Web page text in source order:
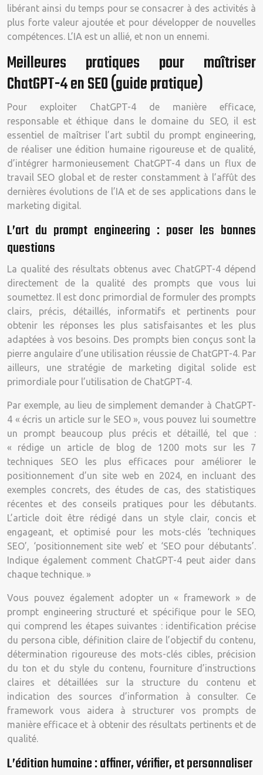
libérant ainsi du temps pour se consacrer à des activités à
plus forte valeur ajoutée et pour développer de nouvelles
compétences. L’IA est un allié, et non un ennemi.
Meilleures pratiques pour maîtriser
ChatGPT-4 en SEO (guide pratique)
Pour exploiter ChatGPT-4 de manière efficace,
responsable et éthique dans le domaine du SEO, il est
essentiel de maîtriser l’art subtil du prompt engineering,
de réaliser une édition humaine rigoureuse et de qualité,
d’intégrer harmonieusement ChatGPT-4 dans un flux de
travail SEO global et de rester constamment à l’affût des
dernières évolutions de l’IA et de ses applications dans le
marketing digital.
L’art du prompt engineering : poser les bonnes
questions
La qualité des résultats obtenus avec ChatGPT-4 dépend
directement de la qualité des prompts que vous lui
soumettez. Il est donc primordial de formuler des prompts
clairs, précis, détaillés, informatifs et pertinents pour
obtenir les réponses les plus satisfaisantes et les plus
adaptées à vos besoins. Des prompts bien conçus sont la
pierre angulaire d’une utilisation réussie de ChatGPT-4. Par
ailleurs, une stratégie de marketing digital solide est
primordiale pour l’utilisation de ChatGPT-4.
Par exemple, au lieu de simplement demander à ChatGPT-
4 « écris un article sur le SEO », vous pouvez lui soumettre
un prompt beaucoup plus précis et détaillé, tel que :
« rédige un article de blog de 1200 mots sur les 7
techniques SEO les plus efficaces pour améliorer le
positionnement d’un site web en 2024, en incluant des
exemples concrets, des études de cas, des statistiques
récentes et des conseils pratiques pour les débutants.
L’article doit être rédigé dans un style clair, concis et
engageant, et optimisé pour les mots-clés ‘techniques
SEO’, ‘positionnement site web’ et ‘SEO pour débutants’.
Indique également comment ChatGPT-4 peut aider dans
chaque technique. »
Vous pouvez également adopter un « framework » de
prompt engineering structuré et spécifique pour le SEO,
qui comprend les étapes suivantes : identification précise
du persona cible, définition claire de l’objectif du contenu,
détermination rigoureuse des mots-clés cibles, précision
du ton et du style du contenu, fourniture d’instructions
claires et détaillées sur la structure du contenu et
indication des sources d’information à consulter. Ce
framework vous aidera à structurer vos prompts de
manière efficace et à obtenir des résultats pertinents et de
qualité.
L’édition humaine : affiner, vérifier, et personnaliser